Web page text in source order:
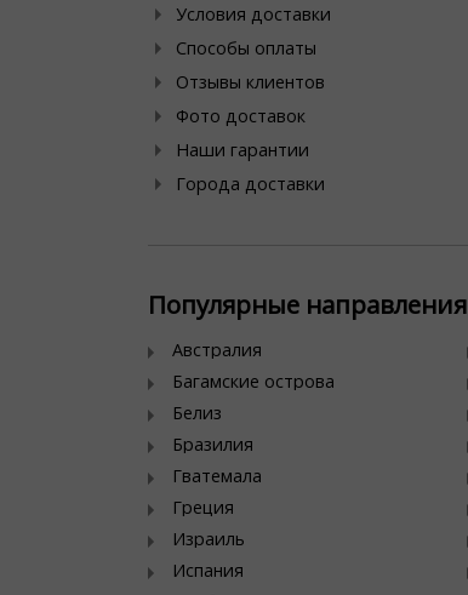
Условия доставки
Способы оплаты
Отзывы клиентов
Фото доставок
Наши гарантии
Города доставки
Популярные направления
Австралия
Багамские острова
Белиз
Бразилия
Гватемала
Греция
Израиль
Испания